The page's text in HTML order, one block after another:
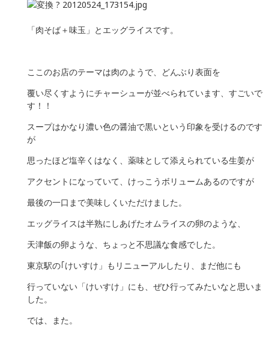
「肉そば＋味玉」とエッグライスです。
ここのお店のテーマは肉のようで、どんぶり表面を
覆い尽くすようにチャーシューが並べられています、すごいで
す！！
スープはかなり濃い色の醤油で黒いという印象を受けるのです
が
思ったほど塩辛くはなく、薬味として添えられている生姜が
アクセントになっていて、けっこうボリュームあるのですが
最後の一口まで美味しくいただけました。
エッグライスは半熟にしあげたオムライスの卵のような、
天津飯の卵ような、ちょっと不思議な食感でした。
東京駅の｢けいすけ」もリニューアルしたり、まだ他にも
行っていない「けいすけ」にも、ぜひ行ってみたいなと思いま
した。
では、また。